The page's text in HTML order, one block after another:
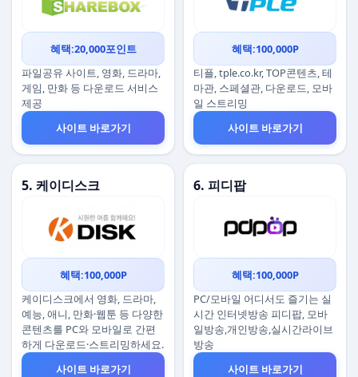
혜택:20,000포인트
파일공유 사이트, 영화, 드라마,
게임, 만화 등 다운로드 서비스
제공
사이트 바로가기
혜택:100,000P
티플, tple.co.kr, TOP콘텐츠, 테
마관, 스페셜관, 다운로드, 모바
일 스트리밍
사이트 바로가기
5. 케이디스크
혜택:100,000P
케이디스크에서 영화, 드라마,
예능, 애니, 만화·웹툰 등 다양한
콘텐츠를 PC와 모바일로 간편
하게 다운로드·스트리밍하세요.
사이트 바로가기
6. 피디팝
혜택:100,000P
PC/모바일 어디서도 즐기는 실
시간 인터넷방송 피디팝, 모바
일방송,개인방송,실시간라이브
방송
사이트 바로가기